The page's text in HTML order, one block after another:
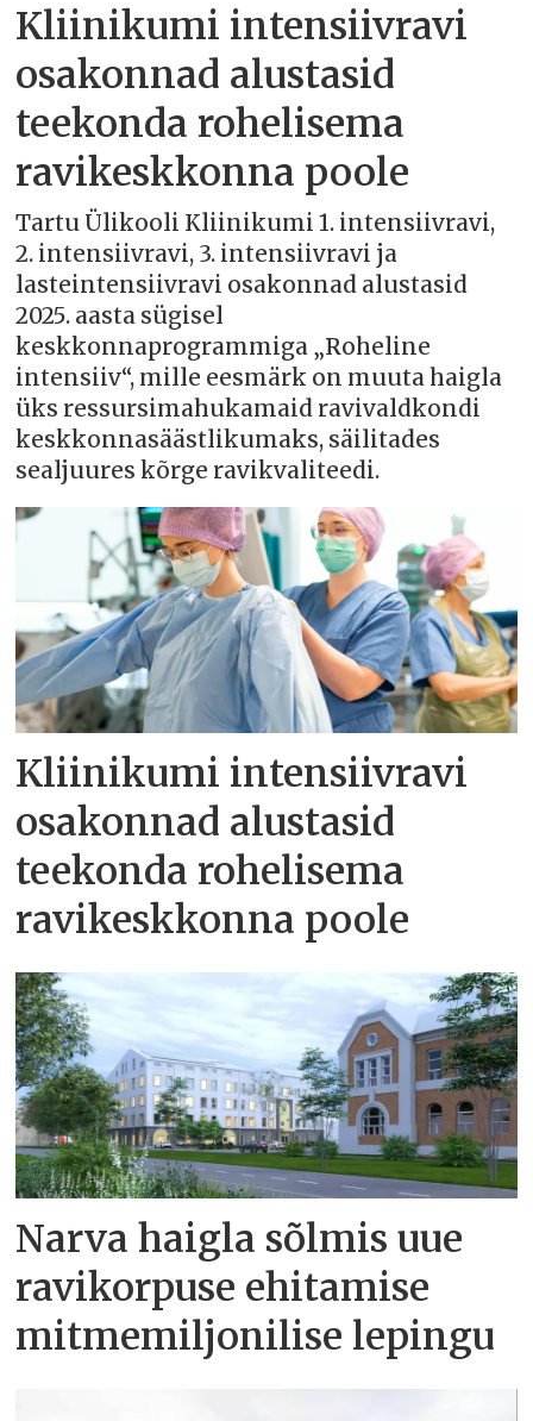
Kliinikumi intensiivravi
osakonnad alustasid
teekonda rohelisema
ravikeskkonna poole
Tartu Ülikooli Kliinikumi 1. intensiivravi,
2. intensiivravi, 3. intensiivravi ja
lasteintensiivravi osakonnad alustasid
2025. aasta sügisel
keskkonnaprogrammiga „Roheline
intensiiv“, mille eesmärk on muuta haigla
üks ressursimahukamaid ravivaldkondi
keskkonnasäästlikumaks, säilitades
sealjuures kõrge ravikvaliteedi.
Kliinikumi intensiivravi
osakonnad alustasid
teekonda rohelisema
ravikeskkonna poole
Narva haigla sõlmis uue
ravikorpuse ehitamise
mitmemiljonilise lepingu